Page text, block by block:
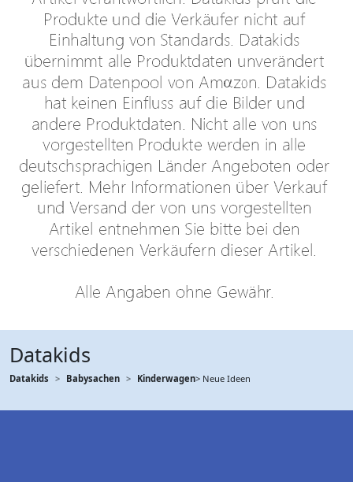
Datakids
Datakids Babysachen Kinderwagen> Neue Ideen